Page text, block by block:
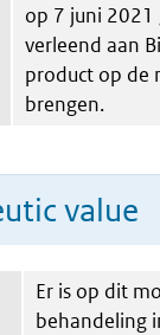
op 7 juni
verleend aan
product op de
brengen.
value
Er is op dit
behandeling